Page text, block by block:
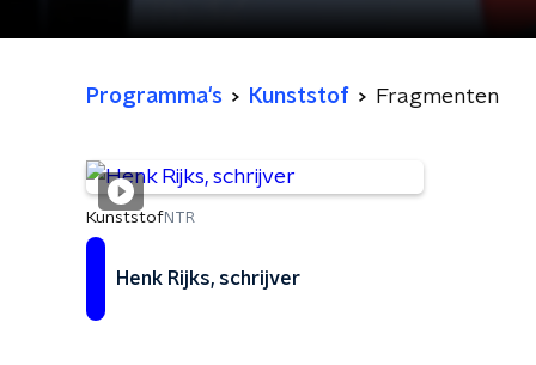
Programma's Kunststof Fragmenten
KunststofNTR
Henk Rijks, schrijver